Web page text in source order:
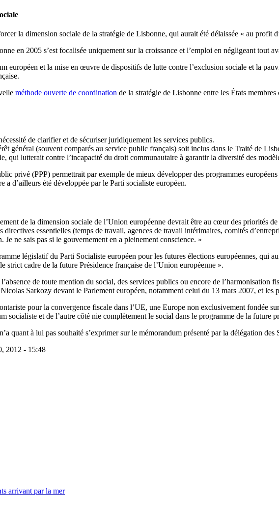
la dimension sociale de la stratégie de Lisbonne, qui aurait été délaissée « au profit
en 2005 s’est focalisée uniquement sur la croissance et l’emploi en négligeant tout
européen et la mise en œuvre de dispositifs de lutte contre l’exclusion sociale et la
méthode ouverte de coordination de la stratégie de Lisbonne entre les États
de clarifier et de sécuriser juridiquement les services publics.
général (souvent comparés au service public français) soit inclus dans le Traité de
qui lutterait contre l’incapacité du droit communautaire à garantir la diversité des
privé (PPP) permettrait par exemple de mieux développer des programmes
a d’ailleurs été développée par le Parti socialiste européen.
de la dimension sociale de l’Union européenne devrait être au cœur des priorités
essentielles (temps de travail, agences de travail intérimaires, comités
Je ne sais pas si le gouvernement en a pleinement conscience. »
législatif du Parti Socialiste européen pour les futures élections européennes,
strict cadre de la future Présidence française de l’Union européenne ».
de toute mention du social, des services publics ou encore de l’harmonisation
Sarkozy devant le Parlement européen, notamment celui du 13 mars 2007, et les
pour la convergence fiscale dans l’UE, une Europe non exclusivement fondée
socialiste et de l’autre côté nie complètement le social dans le programme de la future
quant à lui pas souhaité s’exprimer sur le mémorandum présenté par la délégation des
2012 - 15:48
arrivant par la mer